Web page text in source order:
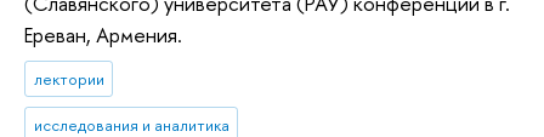
Ереван, Армения.
лектории
исследования и аналитика